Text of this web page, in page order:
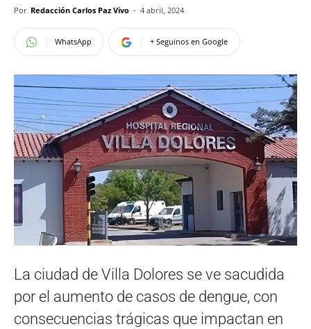
Por Redacción Carlos Paz Vivo - 4 abril, 2024
WhatsApp + Seguinos en Google
La ciudad de Villa Dolores se ve sacudida
por el aumento de casos de dengue, con
consecuencias trágicas que impactan en